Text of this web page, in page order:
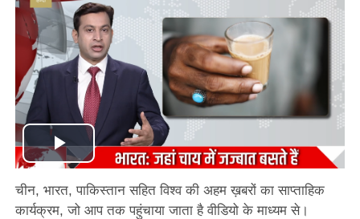
Play
Video
चीन, भारत, पाकिस्तान सहित विश्व की अहम ख़बरों का साप्ताहिक
कार्यक्रम, जो आप तक पहुंचाया जाता है वीडियो के माध्यम से।